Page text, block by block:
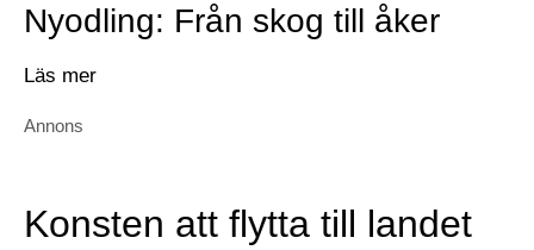
Nyodling: Från skog till åker
Läs mer
Annons
Konsten att flytta till landet